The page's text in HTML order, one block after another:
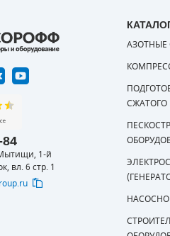
84
1-й
вл. 6 стр. 1
АЗОТНЫЕ
СЖАТОГО